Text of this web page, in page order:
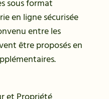
sous format
en ligne sécurisée
entre les
être proposés en